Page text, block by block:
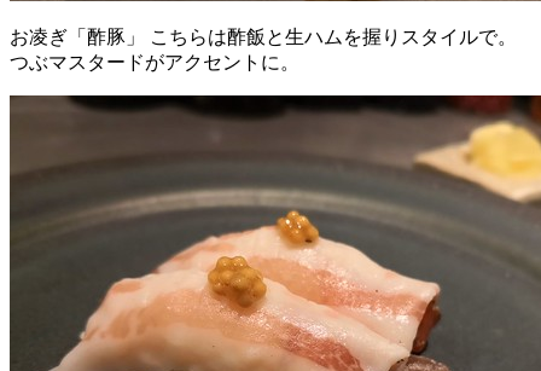
お凌ぎ「酢豚」 こちらは酢飯と生ハムを握りスタイルで。
つぶマスタードがアクセントに。